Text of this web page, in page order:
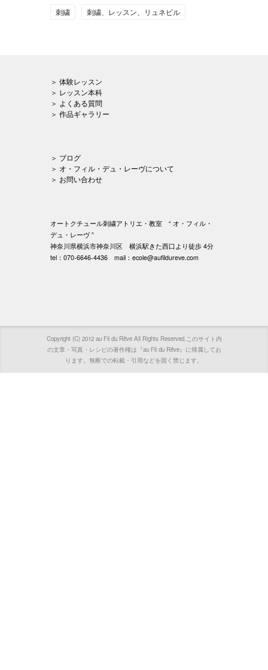
刺繍 刺繍、レッスン、リュネビル
＞ 体験レッスン
＞ レッスン本科
＞ よくある質問
＞ 作品ギャラリー
＞ ブログ
＞ オ・フィル・デュ・レーヴについて
＞ お問い合わせ
オートクチュール刺繍アトリエ・教室 “ オ・フィル・
デュ・レーヴ ”
神奈川県横浜市神奈川区 横浜駅きた西口より徒歩 4分
tel：070-6646-4436 mail：ecole@aufildureve.com
Copyright (C) 2012 au Fil du Rêve All Rights Reserved.このサイト内
の文章・写真・レシピの著作権は『au Fil du Rêve』に帰属してお
ります。無断での転載・引用などを固く禁じます。